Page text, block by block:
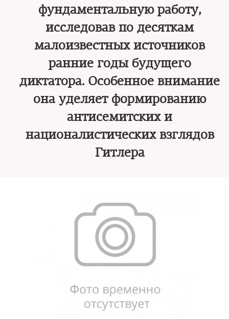
фундаментальную работу,
исследовав по десяткам
малоизвестных источников
ранние годы будущего
диктатора. Особенное внимание
она уделяет формированию
антисемитских и
националистических взглядов
Гитлера